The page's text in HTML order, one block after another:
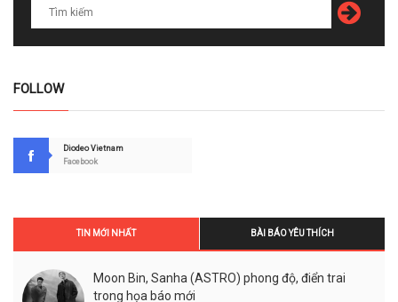
FOLLOW
Diodeo Vietnam
Facebook
TIN MỚI NHẤT BÀI BÁO YÊU THÍCH
Moon Bin, Sanha (ASTRO) phong độ, điển trai
trong họa báo mới